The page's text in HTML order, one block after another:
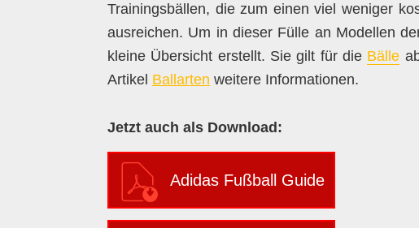
Trainingsbällen, die zum einen viel weniger
ausreichen. Um in dieser Fülle an Modellen
kleine Übersicht erstellt. Sie gilt für die Bälle
Artikel Ballarten weitere Informationen.
Jetzt auch als Download:
Adidas Fußball Guide